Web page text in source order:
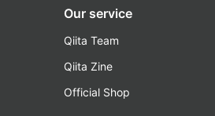
Our service
Qiita Team
Qiita Zine
Official Shop